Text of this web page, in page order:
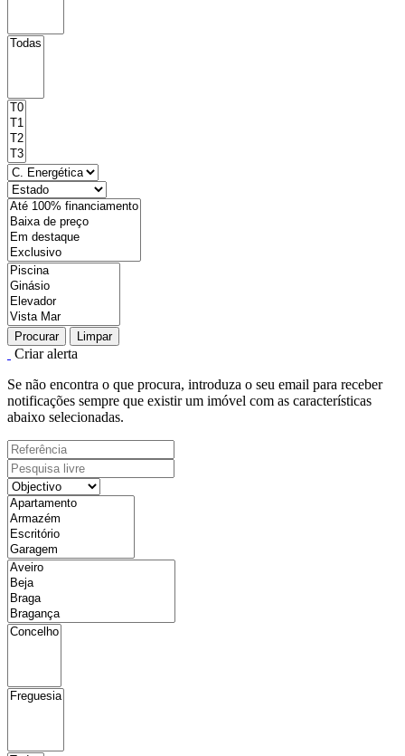
Procurar Limpar
Criar alerta
Se não encontra o que procura, introduza o seu email para receber
notificações sempre que existir um imóvel com as características
abaixo selecionadas.